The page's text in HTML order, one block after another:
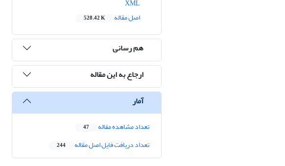
اصل مقاله
528.42 K
هم رسانی
ارجاع به این مقاله
آمار
تعداد مشاهده مقاله 47
تعداد دریافت فایل اصل مقاله 244